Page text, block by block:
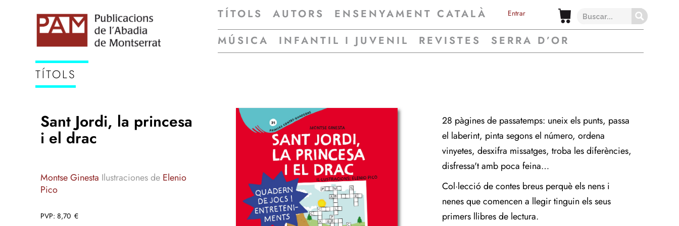
TÍTOLS AUTORS ENSENYAMENT CATALÀ Entrar
MÚSICA INFANTIL I JUVENIL REVISTES SERRA D’OR
TÍTOLS
Sant Jordi, la princesa
i el drac
Montse Ginesta Ilustraciones de Elenio
Pico
8,70 €
28 pàgines de passatemps: uneix els punts, passa
el laberint, pinta segons el número, ordena
vinyetes, desxifra missatges, troba les diferències,
disfressa't amb poca feina…
Col·lecció de contes breus perquè els nens i
nenes que comencen a llegir tinguin els seus
primers llibres de lectura.